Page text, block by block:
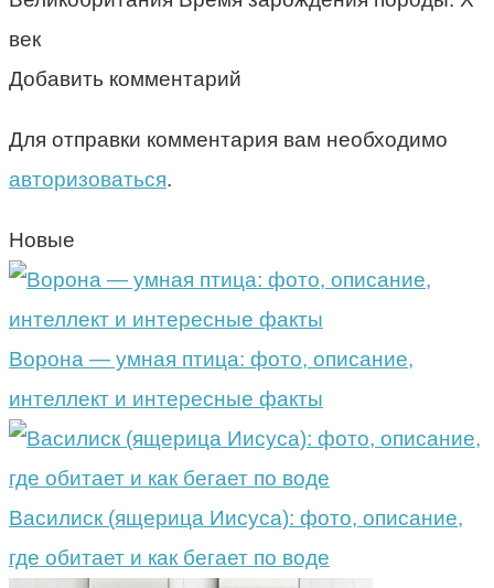
век
Добавить комментарий
Для отправки комментария вам необходимо
авторизоваться.
Новые
Ворона — умная птица: фото, описание,
интеллект и интересные факты
Василиск (ящерица Иисуса): фото, описание,
где обитает и как бегает по воде